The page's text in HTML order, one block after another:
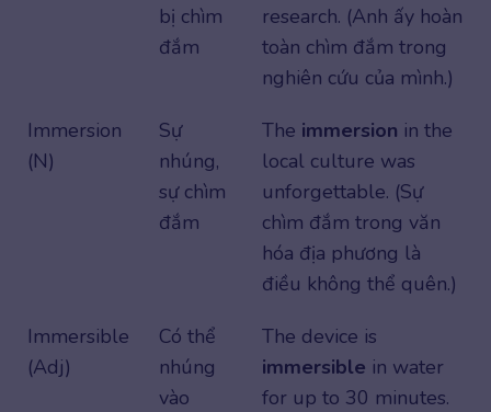
bị chìm
đắm
research. (Anh ấy hoàn
toàn chìm đắm trong
nghiên cứu của mình.)
Immersion
(N)
Sự
nhúng,
sự chìm
đắm
The immersion in the
local culture was
unforgettable. (Sự
chìm đắm trong văn
hóa địa phương là
điều không thể quên.)
Immersible
(Adj)
Có thể
nhúng
vào
The device is
immersible in water
for up to 30 minutes.